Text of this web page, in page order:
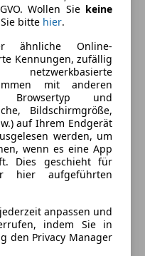
Anzahlung
Wollen Sie keine
bitte hier.
ähnliche Online-
Kennungen, zufällig
netzwerkbasierte
mit anderen
und
Bildschirmgröße,
auf Ihrem Endgerät
werden, um
wenn es eine App
Dies geschieht für
hier aufgeführten
anpassen und
indem Sie in
den Privacy Manager